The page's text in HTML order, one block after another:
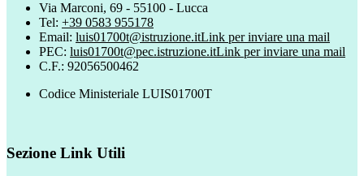
Via Marconi, 69 - 55100 - Lucca
Tel: +39 0583 955178
Email: luis01700t@istruzione.itLink per inviare una mail
PEC: luis01700t@pec.istruzione.itLink per inviare una mail
C.F.: 92056500462
Codice Ministeriale LUIS01700T
Sezione Link Utili